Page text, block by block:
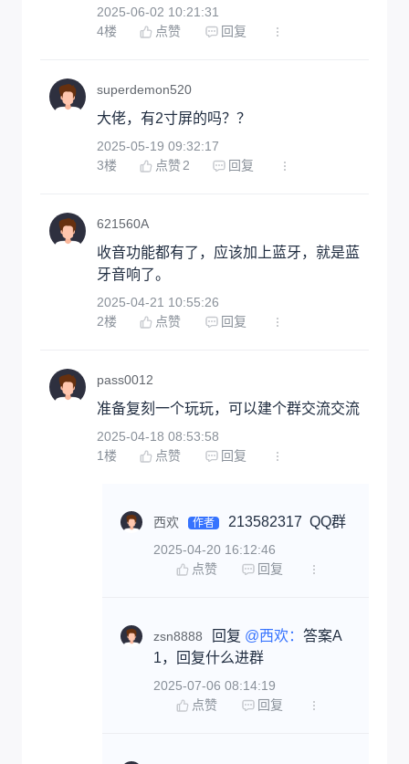
2025-06-02 10:21:31
4楼 点赞 回复
superdemon520
大佬，有2寸屏的吗？？
2025-05-19 09:32:17
3楼 点赞2 回复
621560A
收音功能都有了，应该加上蓝牙，就是蓝
牙音响了。
2025-04-21 10:55:26
2楼 点赞 回复
pass0012
准备复刻一个玩玩，可以建个群交流交流
2025-04-18 08:53:58
1楼 点赞 回复
西欢 作者 213582317  QQ群
2025-04-20 16:12:46
点赞
回复
zsn8888 回复 @西欢： 答案A
1，回复什么进群
2025-07-06 08:14:19
点赞
回复